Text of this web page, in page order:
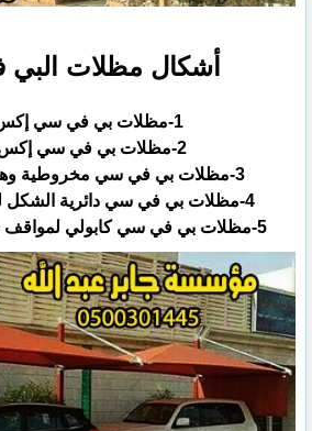
أشكال مظلات
‏1-مظلات بي في سي إكس فريم.‏
‏3-مظلات بي في سي مخروطية وهرمية للسيارات.‏
‏4-مظلات بي في سي دائرية الشكل للحدائق والمنازل.‏